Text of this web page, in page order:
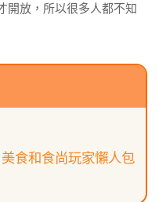
開放，所以很多人都不知
食和食尚玩家懶人包